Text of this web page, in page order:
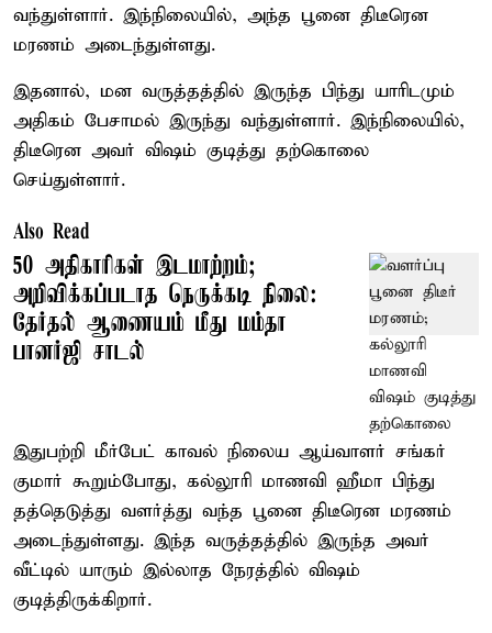
வந்துள்ளார். இந்நிலையில், அந்த பூனை திடீரென
மரணம் அடைந்துள்ளது.
இதனால், மன வருத்தத்தில் இருந்த பிந்து யாரிடமும்
அதிகம் பேசாமல் இருந்து வந்துள்ளார். இந்நிலையில்,
திடீரென அவர் விஷம் குடித்து தற்கொலை
செய்துள்ளார்.
Also Read
50 அதிகாரிகள் இடமாற்றம்;
அறிவிக்கப்படாத நெருக்கடி நிலை:
தேர்தல் ஆணையம் மீது மம்தா
பானர்ஜி சாடல்
இதுபற்றி மீர்பேட் காவல் நிலைய ஆய்வாளர் சங்கர்
குமார் கூறும்போது, கல்லூரி மாணவி ஹீமா பிந்து
தத்தெடுத்து வளர்த்து வந்த பூனை திடீரென மரணம்
அடைந்துள்ளது. இந்த வருத்தத்தில் இருந்த அவர்
வீட்டில் யாரும் இல்லாத நேரத்தில் விஷம்
குடித்திருக்கிறார்.